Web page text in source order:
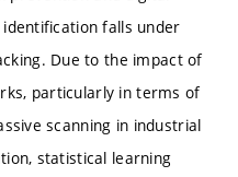
falls under
Due to the impact of
particularly in terms of
scanning in industrial
statistical learning